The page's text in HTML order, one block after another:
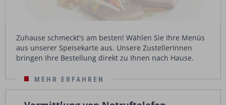
Zuhause schmeckt's am besten! Wählen Sie Ihre Menüs
aus unserer Speisekarte aus. Unsere ZustellerInnen
bringen Ihre Bestellung direkt zu Ihnen nach Hause.
MEHR ERFAHREN